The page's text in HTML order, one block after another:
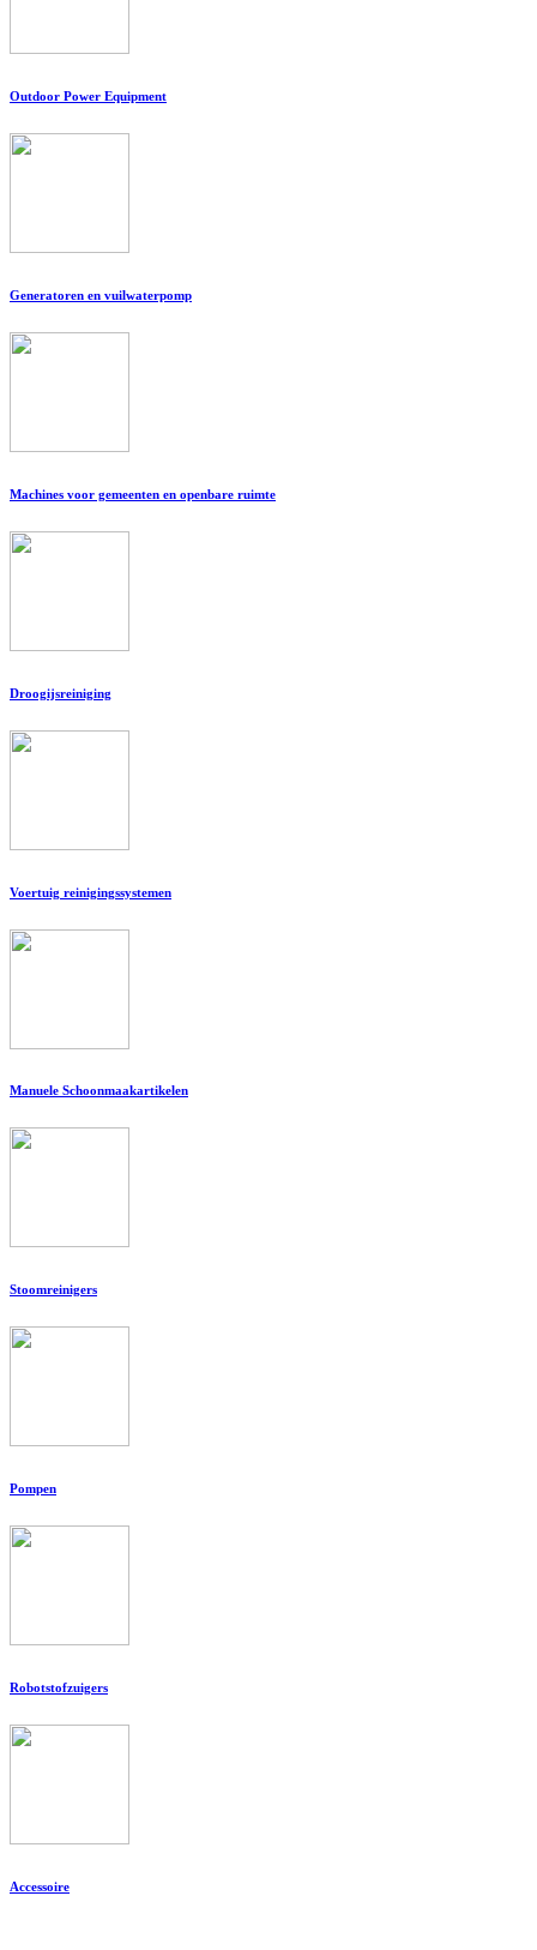
Outdoor Power Equipment
Generatoren en vuilwaterpomp
Machines voor gemeenten en openbare ruimte
Droogijsreiniging
Voertuig reinigingssystemen
Manuele Schoonmaakartikelen
Stoomreinigers
Pompen
Robotstofzuigers
Accessoire